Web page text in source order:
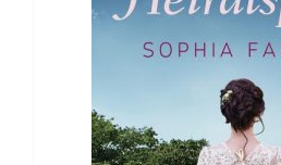
Dr. Rauchberger
Bücher-Shop